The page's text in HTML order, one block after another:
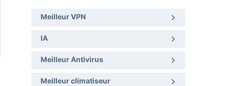
Meilleur VPN
IA
Meilleur Antivirus
Meilleur climatiseur